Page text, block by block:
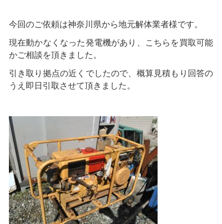
今回のご依頼は神奈川県から地元解体業者様です。
現在動かなくなった発電機があり、こちらを買取可能
かご相談を頂きました。
引き取り拠点の近くでしたので、概算見積もり回答の
うえ即日引取させて頂きました。